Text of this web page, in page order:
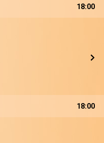
18:00
18:00